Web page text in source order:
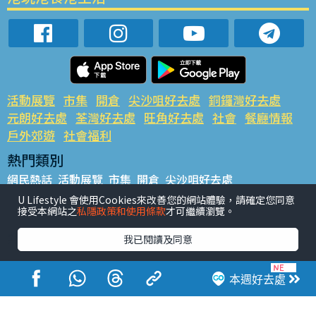
本週好去處
活動展覽 市集 開倉 尖沙咀好去處 銅鑼灣好去處
元朗好去處 荃灣好去處 旺角好去處 社會 餐廳情報
戶外郊遊 社會福利
熱門類別
網民熱話 活動展覽 市集 開倉 尖沙咀好去處
銅鑼灣好去處 元朗好去處 荃灣好去處 旺角好去處 社會
餐廳情報 戶外郊遊
熱門標籤
#UGO搵好去處 #人氣活動推介 #美食社群熱話
#親子玩樂好去處
#ULifestyle應用程式
#限時搶
#UJetso禮物放送
#ULifestyle商戶中心 #著數 #網絡熱話
U Lifestyle 會使用Cookies來改善您的網站體驗，請確定您同意
接受本網站之私隱政策和使用條款才可繼續瀏覽。
我已閱讀及同意